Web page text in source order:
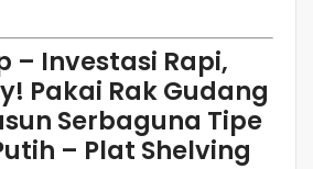
– Investasi Rapi,
Pakai Rak Gudang
Serbaguna Tipe
– Plat Shelving